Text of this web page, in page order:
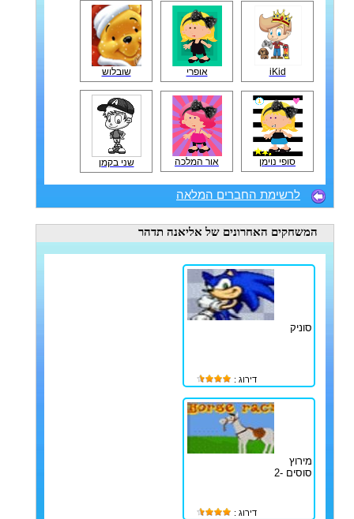
iKid אופרי שובלוש
סופי נוימן אור המלכה שני בקמן
לרשימת החברים המלאה
המשחקים האחרונים של אליאנה תדהר
סוניק
דירוג :
מירוץ
סוסים -2
דירוג :